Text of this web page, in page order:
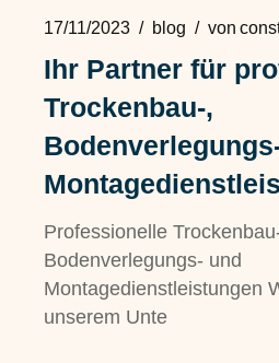
17/11/2023 blog von
Ihr Partner für
Trockenbau-,
Professionelle
Bodenverlegungs- und
Montagedienstleistungen
unserem Unte